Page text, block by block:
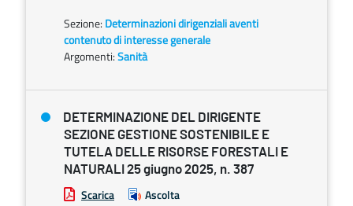
Sezione: Determinazioni dirigenziali aventi
contenuto di interesse generale
Argomenti:Sanità
DETERMINAZIONE DEL DIRIGENTE
SEZIONE GESTIONE SOSTENIBILE E
TUTELA DELLE RISORSE FORESTALI E
NATURALI 25 giugno 2025, n. 387
Scarica Ascolta